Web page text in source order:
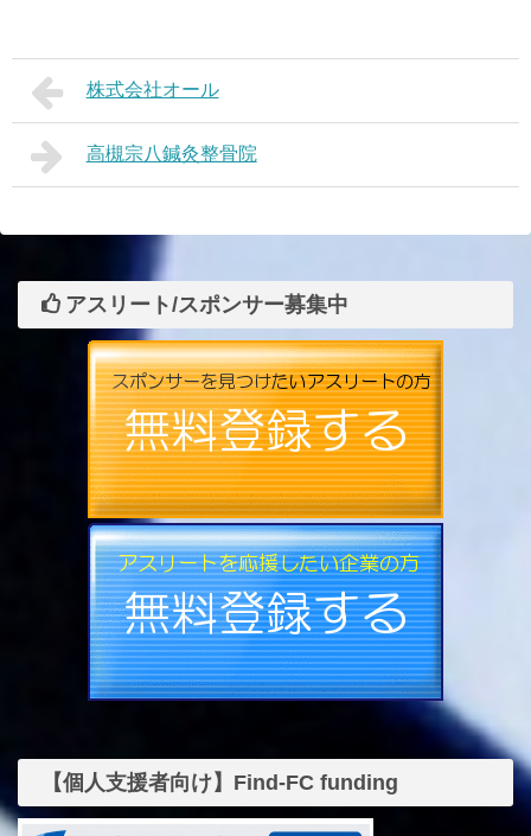
株式会社オール
高槻宗八鍼灸整骨院
アスリート/スポンサー募集中
【個人支援者向け】Find-FC funding